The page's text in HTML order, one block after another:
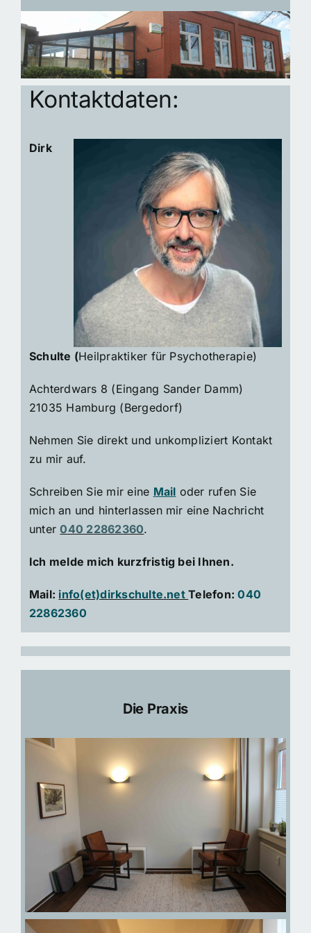
Paartherapie
Coaching
Kontaktdaten:
Dirk
Schulte (Heilpraktiker für Psychotherapie)
Achterdwars 8 (Eingang Sander Damm)
21035 Hamburg (Bergedorf)
Nehmen Sie direkt und unkompliziert Kontakt
zu mir auf.
Schreiben Sie mir eine Mail oder rufen Sie
mich an und hinterlassen mir eine Nachricht
unter040 22862360.
Ich melde mich kurzfristig bei Ihnen.
Mail: info(et)dirkschulte.net Telefon:040
22862360
Die Praxis